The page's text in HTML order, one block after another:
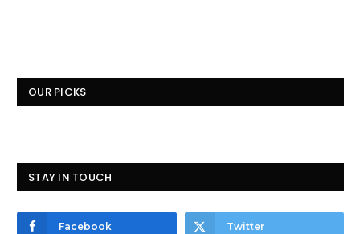
OUR PICKS
STAY IN TOUCH
Facebook Twitter